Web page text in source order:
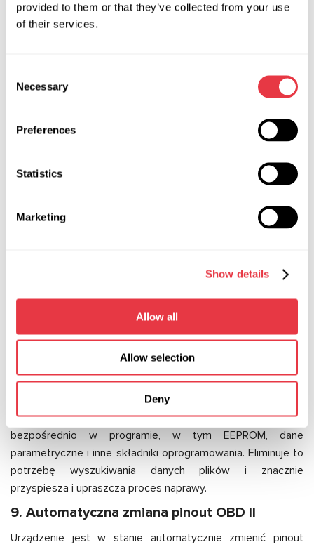
provided to them or that they’ve collected from your use
of their services.
Selection
Necessary
Preferences
Statistics
Marketing
Show details
Allow all
Allow selection
Deny
Live Data — funkcja umożliwiająca podgląd
parametrów pracy systemu w czasie rzeczywistym.
Dokładny pomiar pobieranego prądu i porównanie
go z wartością odniesienia, co pozwala na
stanie w pełni zdiagnozować przekładni kierownicze Tesli
Tester zawiera zestaw specjalnych funkcji, które pozwalają:
klasyczny sposób usuwania błędów.
Załadowanie danych parametrycznych do
przekładni lub zmiana VIN do prawidłowej
współpracy wzmacniacza z konkretnym
aby można było jej użyć w innym samochodzie.
Tester zawiera również pliki oprogramowania układowego
bezpośrednio w programie, w tym EEPROM, dane
parametryczne i inne składniki oprogramowania. Eliminuje to
potrzebę wyszukiwania danych plików i znacznie
przyspiesza i upraszcza proces naprawy.
9. Automatyczna zmiana pinout OBD II
Urządzenie jest w stanie automatycznie zmienić pinout